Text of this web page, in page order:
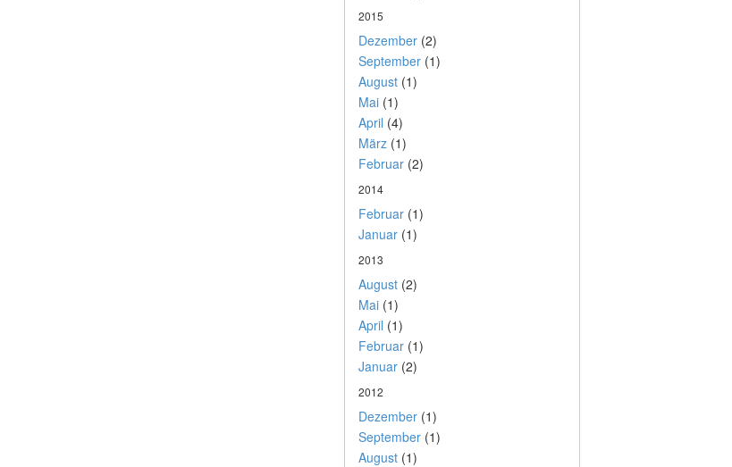
2015
Dezember(2)
September(1)
August(1)
Mai(1)
April (4)
März(1)
Februar(2)
2014
Februar(1)
Januar(1)
2013
August(2)
Mai(1)
April (1)
Februar(1)
Januar(2)
2012
Dezember(1)
September(1)
August(1)